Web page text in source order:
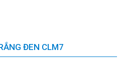
ĐEN CLM7